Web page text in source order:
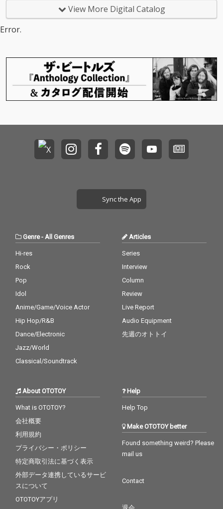
分との葛藤を描いた楽
を表現しています。 ま
た、本作にはIDÉAL*の
メンバーである ISCLO
UD が参加し、楽曲の
世界観に新たな奥行き
分との葛藤を描いた楽
曲。 浮遊感のあるサウ
を表現しています。 ま
た、本作にはIDÉAL*の
メンバーである ISCLO
UD が参加し、楽曲の
世界観に新たな奥行き
View More Digital Catalog
Error.
Sync the App
Genre- All Genres
Hi-res
Rock
Pop
Idol
Anime/Game/Voice Actor
Hip Hop/R&B
Dance/Electronic
Jazz/World
Classical/Soundtrack
Articles
Series
Interview
Column
Review
Live Report
Audio Equipment
先週のオトトイ
About OTOTOY
What is OTOTOY?
会社概要
利用規約
プライバシー・ポリシー
特定商取引法に基づく表示
外部データ連携しているサービ
スについて
OTOTOYアプリ
Help
Help Top
Make OTOTOY better
Found something weird? Please
mail us
Contact